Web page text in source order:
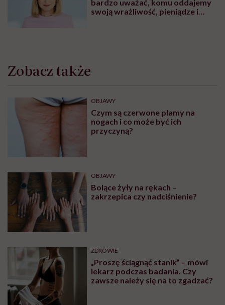
bardzo uważać, komu oddajemy
swoją wrażliwość, pieniądze i
Zobacz także
OBJAWY
Czym są czerwone plamy na
nogach i co może być ich
przyczyną?
OBJAWY
Bolące żyły na rękach –
zakrzepica czy nadciśnienie?
ZDROWIE
„Proszę ściągnąć stanik” – mówi
lekarz podczas badania. Czy
zawsze należy się na to zgadzać?